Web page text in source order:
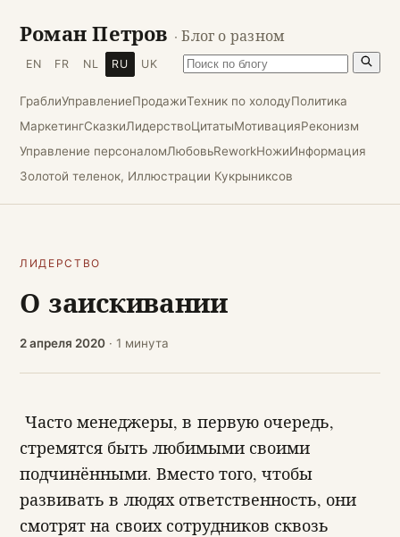
Роман Петров · Блог о разном
EN FR NL RU UK
ГраблиУправлениеПродажиТехник по холодуПолитика
МаркетингСказкиЛидерствоЦитатыМотивацияРеконизм
Управление персоналомЛюбовьReworkНожиИнформация
Золотой теленок, Иллюстрации Кукрыниксов
ЛИДЕРСТВО
О заискивании
2 апреля 2020 · 1 минута
Часто менеджеры, в первую очередь,
стремятся быть любимыми своими
подчинёнными. Вместо того, чтобы
развивать в людях ответственность, они
смотрят на своих сотрудников сквозь